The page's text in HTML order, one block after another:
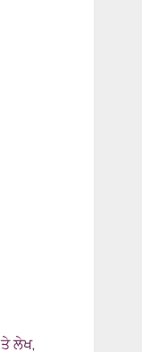
ਲੇਖ,